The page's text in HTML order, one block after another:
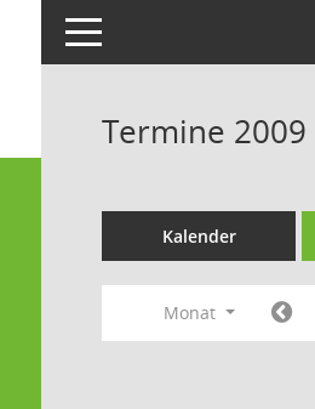
Toggle navigation
Termine 2009
Kalender
Monat